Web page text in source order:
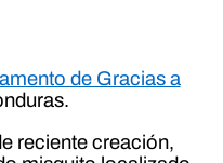
de Gracias a
reciente creación,